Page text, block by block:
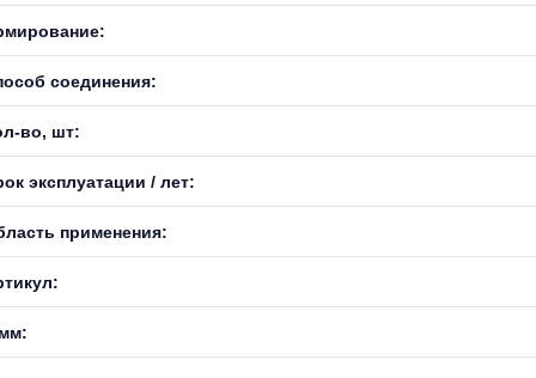
соединения:
во, шт:
эксплуатации / лет:
применения: